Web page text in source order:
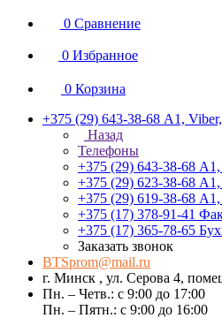
0 Сравнение
0 Избранное
0 Корзина
+375 (29) 643-38-68 А1,
Назад
Телефоны
+375 (29) 643-38-68 А1,
+375 (29) 623-38-68 А1,
+375 (29) 619-38-68 А1,
+375 (17) 378-91-41
+375 (17) 365-78-65
Заказать звонок
BTSprom@mail.ru
г. Минск , ул. Серова 4,
Пн. – Четв.: с 9:00 до 17:00
Пн. – Пятн.: с 9:00 до 16:00